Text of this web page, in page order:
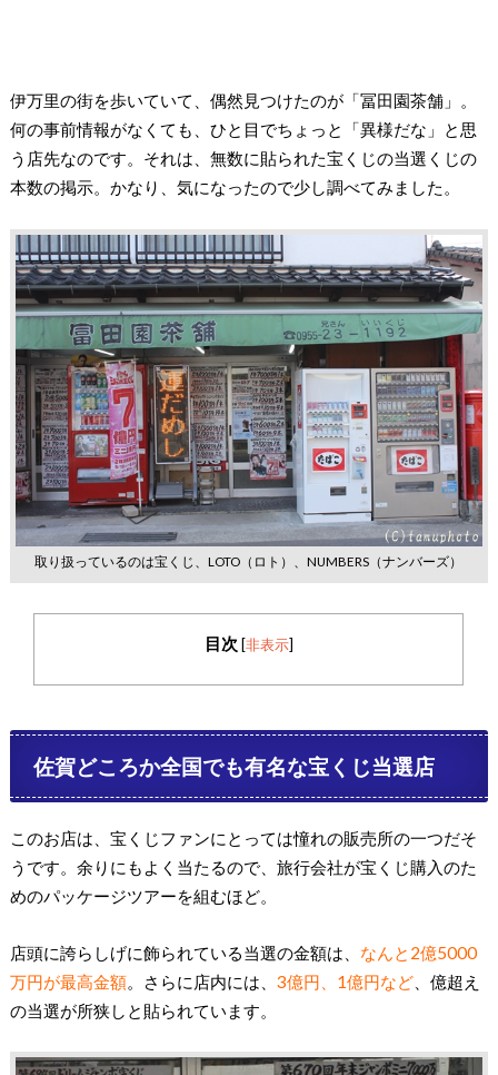
伊万里の街を歩いていて、偶然見つけたのが「冨田園茶舗」。
何の事前情報がなくても、ひと目でちょっと「異様だな」と思
う店先なのです。それは、無数に貼られた宝くじの当選くじの
本数の掲示。かなり、気になったので少し調べてみました。
取り扱っているのは宝くじ、LOTO（ロト）、NUMBERS（ナンバーズ）
目次 [非表示]
佐賀どころか全国でも有名な宝くじ当選店
このお店は、宝くじファンにとっては憧れの販売所の一つだそ
うです。余りにもよく当たるので、旅行会社が宝くじ購入のた
めのパッケージツアーを組むほど。
店頭に誇らしげに飾られている当選の金額は、 なんと2億5000
万円が最高金額。さらに店内には、 3億円、1億円など、億超え
の当選が所狭しと貼られています。